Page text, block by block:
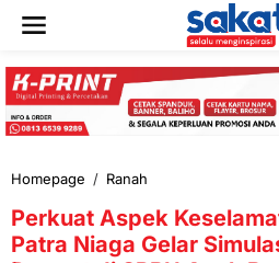
a
k
Homepage / Ranah
r
k
u
Perkuat Aspek
Patra Niaga Gelar